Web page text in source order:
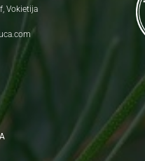
Vokietija